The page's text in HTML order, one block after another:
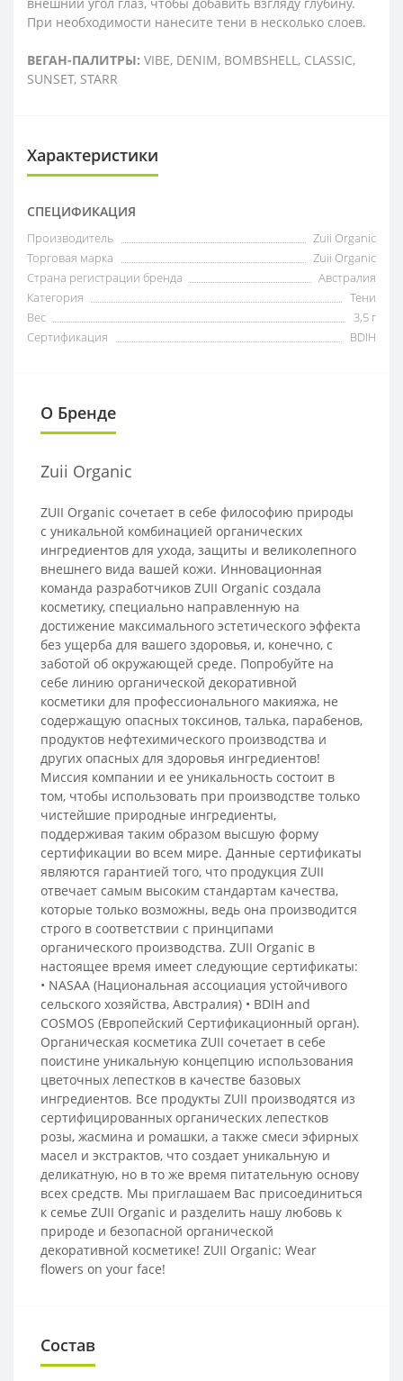
При необходимости нанесите тени в несколько слоев.
ВЕГАН-ПАЛИТРЫ: VIBE, DENIM, BOMBSHELL, CLASSIC,
SUNSET, STARR
Характеристики
СПЕЦИФИКАЦИЯ
Производитель
Zuii Organic
Торговая марка
Zuii Organic
Страна регистрации бренда
Австралия
Категория
Тени
Вес
3,5 г
Сертификация
BDIH
О Бренде
Zuii Organic
ZUII Organic сочетает в себе философию природы
с уникальной комбинацией органических
ингредиентов для ухода, защиты и великолепного
внешнего вида вашей кожи. Инновационная
команда разработчиков ZUII Organic создала
косметику, специально направленную на
достижение максимального эстетического эффекта
без ущерба для вашего здоровья, и, конечно, с
заботой об окружающей среде. Попробуйте на
себе линию органической декоративной
косметики для профессионального макияжа, не
содержащую опасных токсинов, талька, парабенов,
продуктов нефтехимического производства и
других опасных для здоровья ингредиентов!
Миссия компании и ее уникальность состоит в
том, чтобы использовать при производстве только
чистейшие природные ингредиенты,
поддерживая таким образом высшую форму
сертификации во всем мире. Данные сертификаты
являются гарантией того, что продукция ZUII
отвечает самым высоким стандартам качества,
которые только возможны, ведь она производится
строго в соответствии с принципами
органического производства. ZUII Organic в
настоящее время имеет следующие сертификаты:
• NASAA (Национальная ассоциация устойчивого
сельского хозяйства, Австралия) • BDIH and
COSMOS (Европейский Сертификационный орган).
Органическая косметика ZUII сочетает в себе
поистине уникальную концепцию использования
цветочных лепестков в качестве базовых
ингредиентов. Все продукты ZUII производятся из
сертифицированных органических лепестков
розы, жасмина и ромашки, а также смеси эфирных
масел и экстрактов, что создает уникальную и
деликатную, но в то же время питательную основу
всех средств. Мы приглашаем Вас присоединиться
к семье ZUII Organic и разделить нашу любовь к
природе и безопасной органической
декоративной косметике! ZUII Organic: Wear
flowers on your face!
Состав